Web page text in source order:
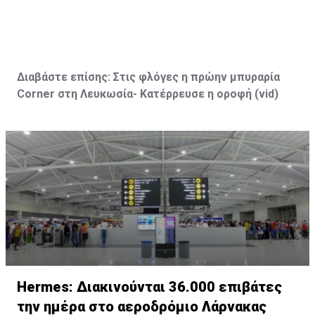
Διαβάστε επίσης: Στις φλόγες η πρώην μπυραρία
Corner στη Λευκωσία- Κατέρρευσε η οροφή (vid)
Hermes: Διακινούνται 36.000 επιβάτες
την ημέρα στο αεροδρόμιο Λάρνακας